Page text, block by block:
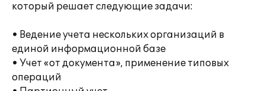
который решает следующие задачи:
• Ведение учета нескольких организаций в
единой информационной базе
• Учет «от документа», применение типовых
операций